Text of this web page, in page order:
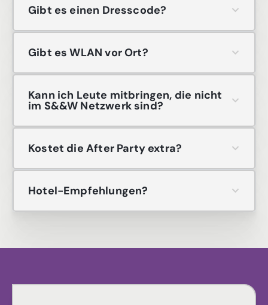
Gibt es einen Dresscode?
Gibt es WLAN vor Ort?
Kann ich Leute mitbringen, die nicht
im S&&W Netzwerk sind?
Kostet die After Party extra?
Hotel-Empfehlungen?